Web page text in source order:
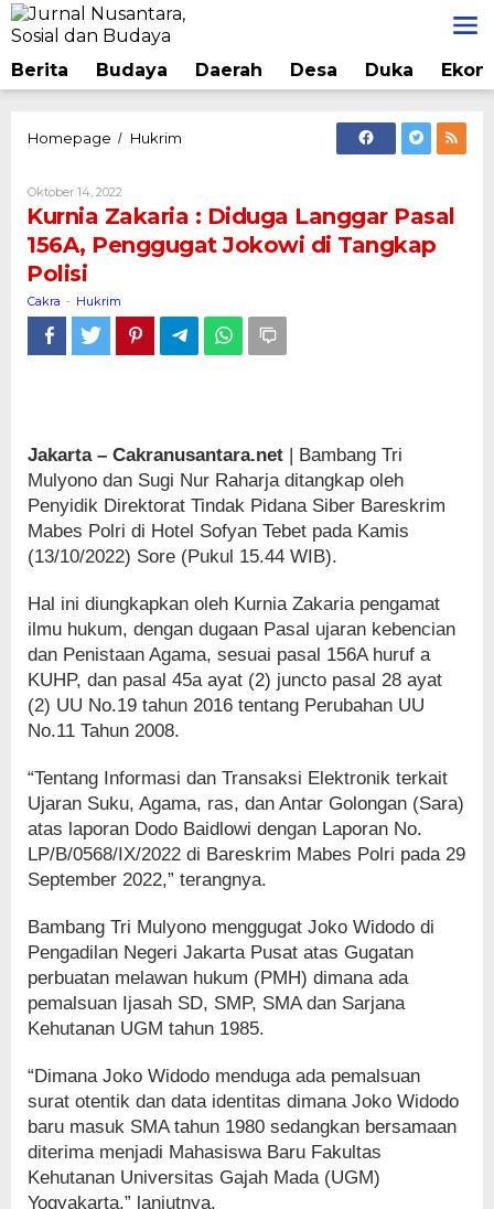
Lewati
ke
Berita Budaya Daerah Desa Duka
Homepage / Hukrim
Langgar
Pasal
Jokowi
di
Tangkap
Oktober 14, 2022
Cakra
Kurnia Zakaria : Diduga Langgar Pasal
156A, Penggugat Jokowi di Tangkap
Polisi
Cakra - Hukrim
Jakarta – Cakranusantara.net | Bambang Tri
Mulyono dan Sugi Nur Raharja ditangkap oleh
Penyidik Direktorat Tindak Pidana Siber Bareskrim
Mabes Polri di Hotel Sofyan Tebet pada Kamis
(13/10/2022) Sore (Pukul 15.44 WIB).
Hal ini diungkapkan oleh Kurnia Zakaria pengamat
ilmu hukum, dengan dugaan Pasal ujaran kebencian
dan Penistaan Agama, sesuai pasal 156A huruf a
KUHP, dan pasal 45a ayat (2) juncto pasal 28 ayat
(2) UU No.19 tahun 2016 tentang Perubahan UU
No.11 Tahun 2008.
“Tentang Informasi dan Transaksi Elektronik terkait
Ujaran Suku, Agama, ras, dan Antar Golongan (Sara)
atas laporan Dodo Baidlowi dengan Laporan No.
LP/B/0568/IX/2022 di Bareskrim Mabes Polri pada 29
September 2022,” terangnya.
Bambang Tri Mulyono menggugat Joko Widodo di
Pengadilan Negeri Jakarta Pusat atas Gugatan
perbuatan melawan hukum (PMH) dimana ada
pemalsuan Ijasah SD, SMP, SMA dan Sarjana
Kehutanan UGM tahun 1985.
“Dimana Joko Widodo menduga ada pemalsuan
surat otentik dan data identitas dimana Joko Widodo
baru masuk SMA tahun 1980 sedangkan bersamaan
diterima menjadi Mahasiswa Baru Fakultas
Kehutanan Universitas Gajah Mada (UGM)
Yogyakarta,” lanjutnya.